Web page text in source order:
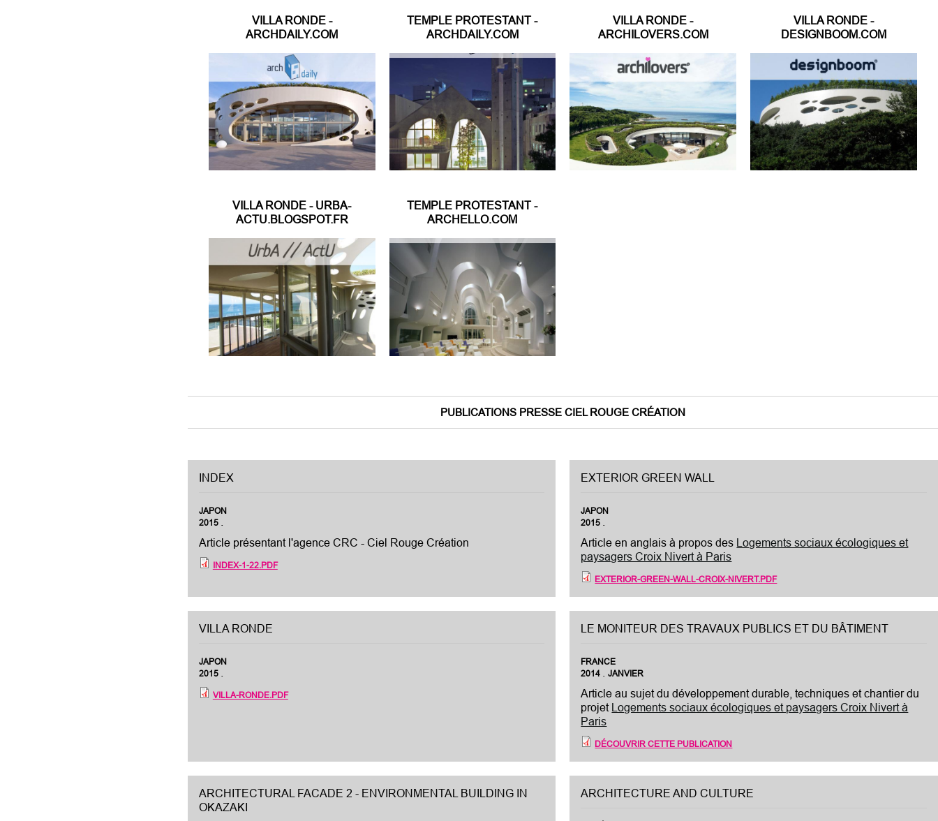
VILLA RONDE -
ARCHDAILY.COM
TEMPLE PROTESTANT -
ARCHDAILY.COM
VILLA RONDE -
ARCHILOVERS.COM
VILLA RONDE -
DESIGNBOOM.COM
VILLA RONDE - URBA-
ACTU.BLOGSPOT.FR
TEMPLE PROTESTANT -
ARCHELLO.COM
PUBLICATIONS PRESSE CIEL ROUGE CRÉATION
INDEX
JAPON
2015 .
Article présentant l'agence CRC - Ciel Rouge Création
INDEX-1-22.PDF
EXTERIOR GREEN WALL
JAPON
2015 .
Article en anglais à propos des Logements sociaux écologiques et
paysagers Croix Nivert à Paris
EXTERIOR-GREEN-WALL-CROIX-NIVERT.PDF
VILLA RONDE
JAPON
2015 .
VILLA-RONDE.PDF
LE MONITEUR DES TRAVAUX PUBLICS ET DU BÂTIMENT
FRANCE
2014 .JANVIER
Article au sujet du développement durable, techniques et chantier du
projet Logements sociaux écologiques et paysagers Croix Nivert à
Paris
DÉCOUVRIR CETTE PUBLICATION
ARCHITECTURAL FACADE 2 - ENVIRONMENTAL BUILDING IN
OKAZAKI
ARCHITECTURE AND CULTURE